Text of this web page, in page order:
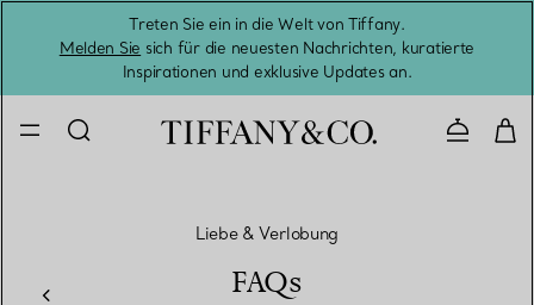
Treten Sie ein in die Welt von Tiffany.
Melden Sie sich für die neuesten Nachrichten, kuratierte
Inspirationen und exklusive Updates an.
Liebe & Verlobung
FAQs